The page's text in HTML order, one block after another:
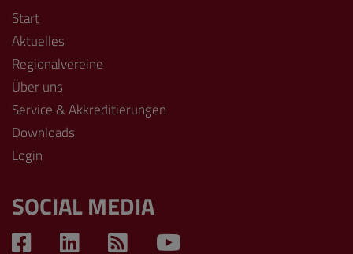
Start
Aktuelles
Regionalvereine
Über uns
Service & Akkreditierungen
Downloads
Login
SOCIAL MEDIA